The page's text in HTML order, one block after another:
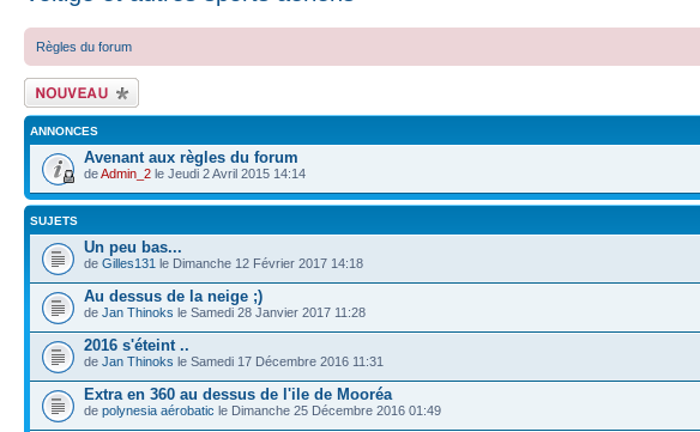
Règles du forum
Ecrire un nouveau
sujet
ANNONCES
Avenant aux règles du forum
deAdmin_2 le Jeudi 2 Avril 2015 14:14
SUJETS
Un peu bas...
de Gilles131 le Dimanche 12 Février 2017 14:18
Au dessus de la neige ;)
de Jan Thinoks le Samedi 28 Janvier 2017 11:28
2016 s'éteint ..
de Jan Thinoks le Samedi 17 Décembre 2016 11:31
Extra en 360 au dessus de l'ile de Mooréa
de polynesia aérobatic le Dimanche 25 Décembre 2016 01:49